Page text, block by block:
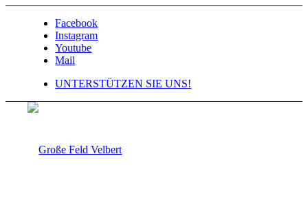
Facebook
Instagram
Youtube
Mail
UNTERSTÜTZEN SIE UNS!